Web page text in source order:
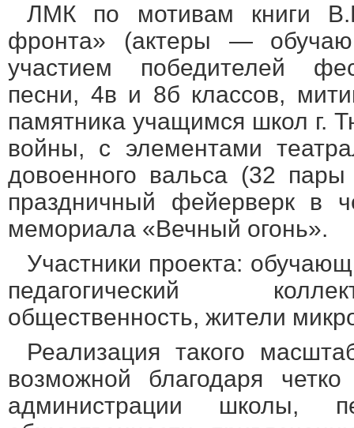
ЛМК по мотивам книги
фронта» (актеры —
участием победителей
песни, 4в и 8б классов,
памятника учащимся школ г.
войны, с элементами
довоенного вальса (32
праздничный фейерверк в
мемориала «Вечный огонь».
Участники проекта:
педагогический
общественность, жители
Реализация такого
возможной благодаря
администрации школы,